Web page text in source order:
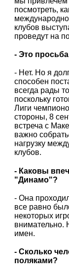
посмотреть,
клубов
проведут на
- Это
- Нет. Но я
способен
всегда рады
поскольку
Лиги
стороны, 8
встреча с
важно
нагрузку
клубов.
- Каковы
"Динамо"?
- Она
все равно
некоторых
внимательно.
имен.
- Сколько
поляками?